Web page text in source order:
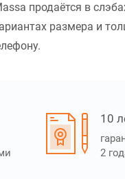
продаётся в
размера и
10
2